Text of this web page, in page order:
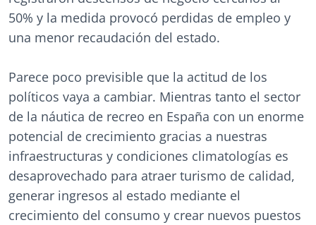
50% y la medida provocó perdidas de empleo y
una menor recaudación del estado.
Parece poco previsible que la actitud de los
políticos vaya a cambiar. Mientras tanto el sector
de la náutica de recreo en España con un enorme
potencial de crecimiento gracias a nuestras
infraestructuras y condiciones climatologías es
desaprovechado para atraer turismo de calidad,
generar ingresos al estado mediante el
crecimiento del consumo y crear nuevos puestos